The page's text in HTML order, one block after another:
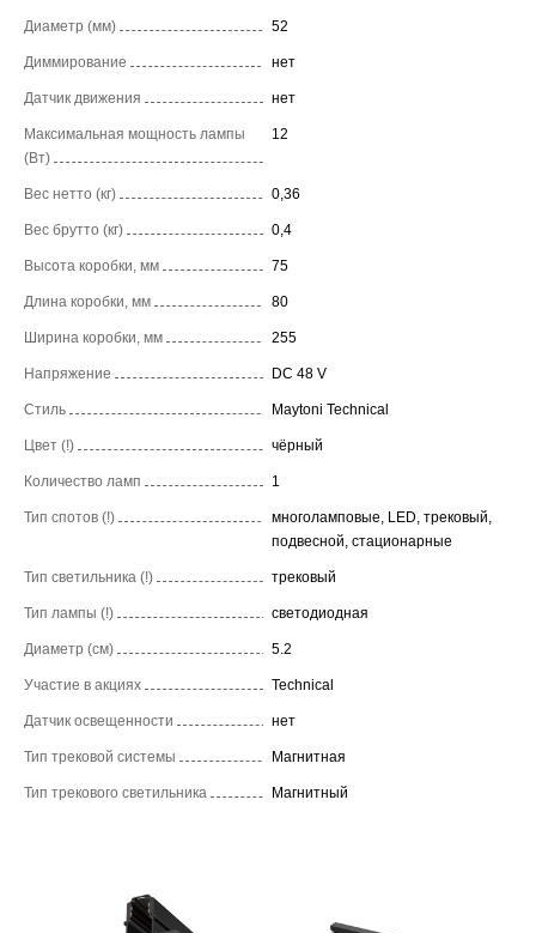
Диаметр (мм) 52
Диммирование нет
Датчик движения нет
Максимальная мощность лампы
(Вт)
12
Вес нетто (кг) 0,36
Вес брутто (кг) 0,4
Высота коробки, мм 75
Длина коробки, мм 80
Ширина коробки, мм 255
Напряжение DC 48 V
Стиль Maytoni Technical
Цвет (!) чёрный
Количество ламп 1
Тип спотов (!)
многоламповые, LED, трековый,
подвесной, стационарные
Тип светильника (!) трековый
Тип лампы (!) светодиодная
Диаметр (см) 5.2
Участие в акциях Technical
Датчик освещенности нет
Тип трековой системы Магнитная
Тип трекового светильника Магнитный